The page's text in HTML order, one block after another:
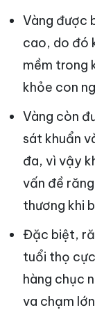
Vàng được
cao, do đó
mềm trong
khỏe con
Vàng còn
sát khuẩn
đa, vì vậy
vấn đề
thương khi
Đặc biệt,
tuổi thọ
hàng chục
va chạm